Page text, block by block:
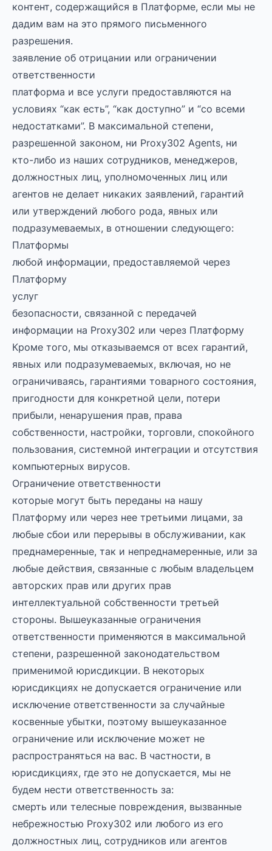
контент, содержащийся в Платформе, если мы не
дадим вам на это прямого письменного
разрешения.
заявление об отрицании или ограничении
ответственности
платформа и все услуги предоставляются на
условиях “как есть”, “как доступно” и “со всеми
недостатками”. В максимальной степени,
разрешенной законом, ни Proxy302 Agents, ни
кто-либо из наших сотрудников, менеджеров,
должностных лиц, уполномоченных лиц или
агентов не делает никаких заявлений, гарантий
или утверждений любого рода, явных или
подразумеваемых, в отношении следующего:
Платформы
любой информации, предоставляемой через
Платформу
услуг
безопасности, связанной с передачей
информации на Proxy302 или через Платформу
Кроме того, мы отказываемся от всех гарантий,
явных или подразумеваемых, включая, но не
ограничиваясь, гарантиями товарного состояния,
пригодности для конкретной цели, потери
прибыли, ненарушения прав, права
собственности, настройки, торговли, спокойного
пользования, системной интеграции и отсутствия
компьютерных вирусов.
Ограничение ответственности
которые могут быть переданы на нашу
Платформу или через нее третьими лицами, за
любые сбои или перерывы в обслуживании, как
преднамеренные, так и непреднамеренные, или за
любые действия, связанные с любым владельцем
авторских прав или других прав
интеллектуальной собственности третьей
стороны. Вышеуказанные ограничения
ответственности применяются в максимальной
степени, разрешенной законодательством
применимой юрисдикции. В некоторых
юрисдикциях не допускается ограничение или
исключение ответственности за случайные
косвенные убытки, поэтому вышеуказанное
ограничение или исключение может не
распространяться на вас. В частности, в
юрисдикциях, где это не допускается, мы не
будем нести ответственность за:
смерть или телесные повреждения, вызванные
небрежностью Proxy302 или любого из его
должностных лиц, сотрудников или агентов